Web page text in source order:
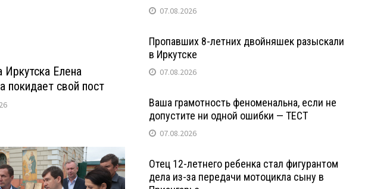
Елена
покидает свой пост
07.08.2026
Пропавших 8-летних двойняшек разыскали
в Иркутске
07.08.2026
Ваша грамотность феноменальна, если не
допустите ни одной ошибки — ТЕСТ
07.08.2026
Отец 12-летнего ребенка стал фигурантом
дела из-за передачи мотоцикла сыну в